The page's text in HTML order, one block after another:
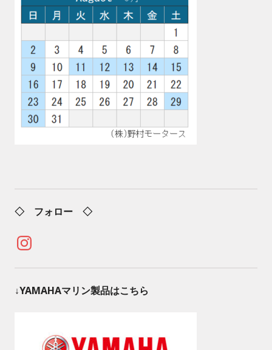
◇ フォロー ◇
Instagram
↓YAMAHAマリン製品はこちら